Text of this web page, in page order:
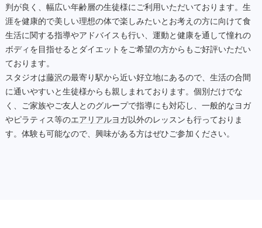
判が良く、幅広い年齢層の生徒様にご利用いただいております。生
涯を健康的で美しい理想の体で楽しみたいとお考えの方に向けて食
生活に関する指導やアドバイスも行い、運動と健康を通して憧れの
ボディを目指せるとダイエットをご希望の方からもご好評いただい
ております。
スタジオは藤沢の最寄り駅から近い好立地にあるので、生活の合間
に通いやすいと生徒様からも親しまれております。個別だけでな
く、ご家族やご友人とのグループで指導にも対応し、一般的なヨガ
やピラティス等のエアリアルヨガ以外のレッスンも行っておりま
す。体験も可能なので、興味がある方はぜひご参加ください。